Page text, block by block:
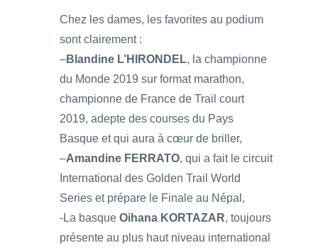
Chez les dames, les favorites au podium
sont clairement :
–Blandine L’HIRONDEL, la championne
du Monde 2019 sur format marathon,
championne de France de Trail court
2019, adepte des courses du Pays
Basque et qui aura à cœur de briller,
–Amandine FERRATO, qui a fait le circuit
International des Golden Trail World
Series et prépare le Finale au Népal,
-La basque Oihana KORTAZAR, toujours
présente au plus haut niveau international